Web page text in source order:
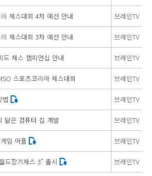
체스대회 4차 예선 안내 브레인TV
체스대회 3차 예선 안내 브레인TV
드 체스 챔피언십 안내 브레인TV
스포츠코리아 체스대회 브레인TV
법 브레인TV
닮은 컴퓨터 칩 개발 브레인TV
임 어플 브레인TV
드장기체스 3" 출시 브레인TV